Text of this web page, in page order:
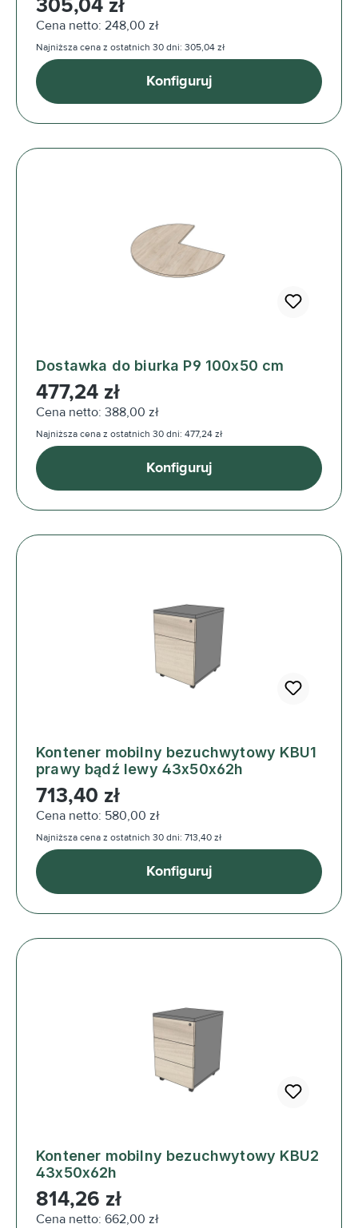
305,04 zł
Cena netto: 248,00 zł
Najniższa cena z ostatnich 30 dni: 305,04 zł
Konfiguruj
Dostawka do biurka P9 100x50 cm
Cena regularna:
477,24 zł
Cena netto: 388,00 zł
Najniższa cena z ostatnich 30 dni: 477,24 zł
Konfiguruj
Kontener mobilny bezuchwytowy KBU1
prawy bądź lewy 43x50x62h
Cena regularna:
713,40 zł
Cena netto: 580,00 zł
Najniższa cena z ostatnich 30 dni: 713,40 zł
Konfiguruj
Kontener mobilny bezuchwytowy KBU2
43x50x62h
Cena regularna:
814,26 zł
Cena netto: 662,00 zł